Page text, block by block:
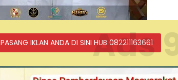
PASANG IKLAN ANDA DI SINI HUB 082211163661
Ads